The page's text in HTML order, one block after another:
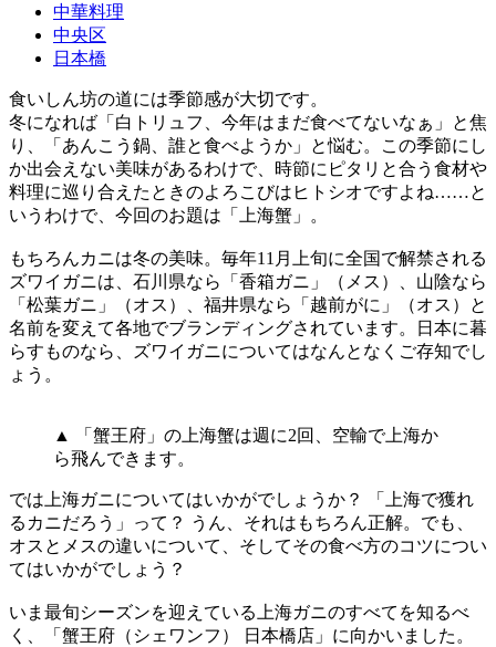
中華料理
中央区
日本橋
食いしん坊の道には季節感が大切です。
冬になれば「白トリュフ、今年はまだ食べてないなぁ」と焦
り、「あんこう鍋、誰と食べようか」と悩む。この季節にし
か出会えない美味があるわけで、時節にピタリと合う食材や
料理に巡り合えたときのよろこびはヒトシオですよね……と
いうわけで、今回のお題は「上海蟹」。
もちろんカニは冬の美味。毎年11月上旬に全国で解禁される
ズワイガニは、石川県なら「香箱ガニ」（メス）、山陰なら
「松葉ガニ」（オス）、福井県なら「越前がに」（オス）と
名前を変えて各地でブランディングされています。日本に暮
らすものなら、ズワイガニについてはなんとなくご存知でし
ょう。
▲ 「蟹王府」の上海蟹は週に2回、空輸で上海か
ら飛んできます。
では上海ガニについてはいかがでしょうか？ 「上海で獲れ
るカニだろう」って？ うん、それはもちろん正解。でも、
オスとメスの違いについて、そしてその食べ方のコツについ
てはいかがでしょう？
いま最旬シーズンを迎えている上海ガニのすべてを知るべ
く、「蟹王府（シェワンフ） 日本橋店」に向かいました。